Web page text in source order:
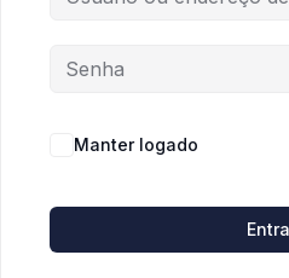
Manter logado